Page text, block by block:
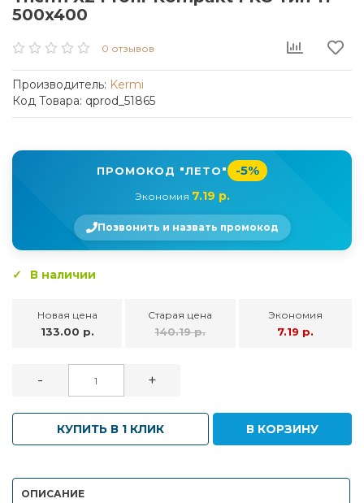
500x400
0 отзывов
Производитель: Kermi
Код Товара: qprod_51865
ПРОМОКОД "ЛЕТО" -5%
Экономия 7.19 р.
Позвонить и назвать промокод
В наличии
Новая цена
133.00 р.
Старая цена
140.19 р.
Экономия
7.19 р.
- +
КУПИТЬ В 1 КЛИК В КОРЗИНУ
ОПИСАНИЕ